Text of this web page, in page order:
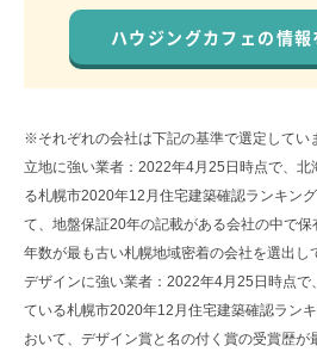
ハウジングカフェの情
※それぞれの会社は下記の基準で選定してい
立地に強い業者：2022年4月25日時点で、北
る札幌市2020年12月住宅建築確認ランキン
て、地盤保証20年の記載がある会社の中で
年数が最も古い札幌地域密着の会社を選出し
デザインに強い業者：2022年4月25日時点で
ている札幌市2020年12月住宅建築確認ラン
おいて、デザイン賞と名の付く賞の受賞歴が